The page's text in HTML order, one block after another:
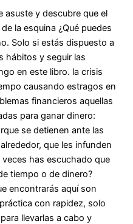
asuste y descubre que el
la esquina ¿Qué puedes
Solo si estás dispuesto a
hábitos y seguir las
en este libro. la crisis
causando estragos en
financieros aquellas
para ganar dinero:
se detienen ante las
que les infunden
has escuchado que
tiempo o de dinero?
encontrarás aquí son
con rapidez, solo
llevarlas a cabo y